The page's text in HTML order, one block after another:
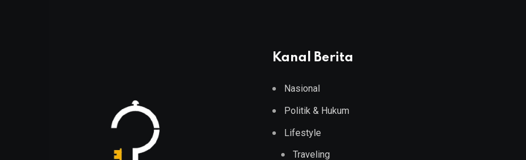
Kanal Berita
Nasional
Politik & Hukum
Lifestyle
Traveling